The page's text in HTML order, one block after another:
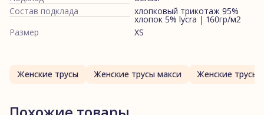
Состав подклада
хлопковый трикотаж 95%
хлопок 5% lycra | 160гр/м2
Размер
XS
Женские трусы Женские трусы макси Женские трусы